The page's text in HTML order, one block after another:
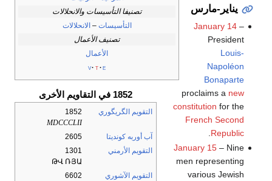
تصنيفا التأسيسات والانحلالات
التأسيسات –الانحلالات
تصنيف الأعمال
الأعمال
v t e
1852 في التقاويم الأخرى
التقويم الگريگوري
1852
MDCCCLII
آب أوربه كونديتا
2605
التقويم الأرمني
1301
ԹՎ ՌՅԱ
التقويم الآشوري
6602
يناير-مارس
January 14–
President
Louis-
Napoléon
Bonaparte
proclaims a new
constitution for the
French Second
Republic
January 15– Nine
men representing
various Jewish